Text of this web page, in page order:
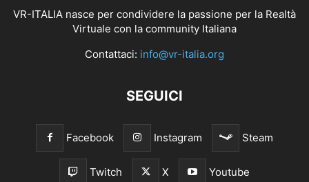
VR-ITALIA nasce per condividere la passione per la Realtà
Virtuale con la community Italiana
Contattaci: info@vr-italia.org
SEGUICI
Facebook Instagram Steam
Twitch X Youtube